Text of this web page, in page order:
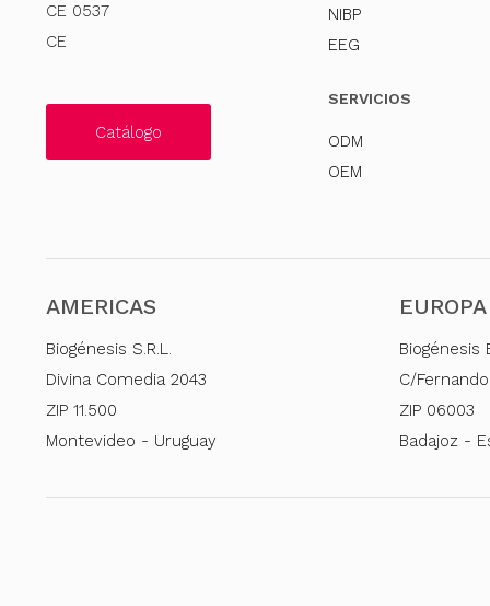
CE 0537
CE
Catálogo
NIBP
EEG
SERVICIOS
ODM
OEM
AMERICAS
Biogénesis S.R.L.
Divina Comedia 2043
ZIP 11.500
Montevideo - Uruguay
EUROPA
Biogénesis
C/
ZIP 06003
Badajoz -